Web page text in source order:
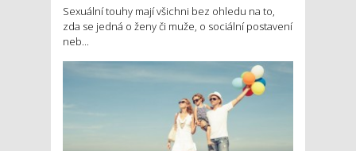
Sexuální touhy mají všichni bez ohledu na to,
zda se jedná o ženy či muže, o sociální postavení
neb...